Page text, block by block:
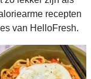
recepten
van HelloFresh.